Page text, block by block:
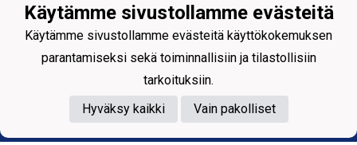
Sumiaistentie 27
44200 Suolahti
Powered by
Käytämme sivustollamme evästeitä
Käytämme sivustollamme evästeitä käyttökokemuksen
parantamiseksi sekä toiminnallisiin ja tilastollisiin
tarkoituksiin.
Hyväksy kaikki
Vain pakolliset